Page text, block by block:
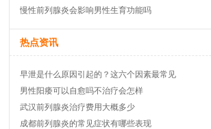
慢性前列腺炎会影响男性生育功能吗
热点资讯
早泄是什么原因引起的？这六个因素最常见
男性阳痿可以自愈吗不治疗会怎样
武汉前列腺炎治疗费用大概多少
成都前列腺炎的常见症状有哪些表现